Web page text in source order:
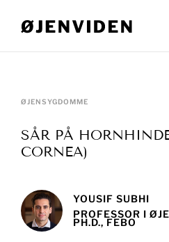
ØJENSYGDOMME
SÅR PÅ
CORNEA)
YOUSIF SUBHI
PROFESSOR I
PH.D., FEBO